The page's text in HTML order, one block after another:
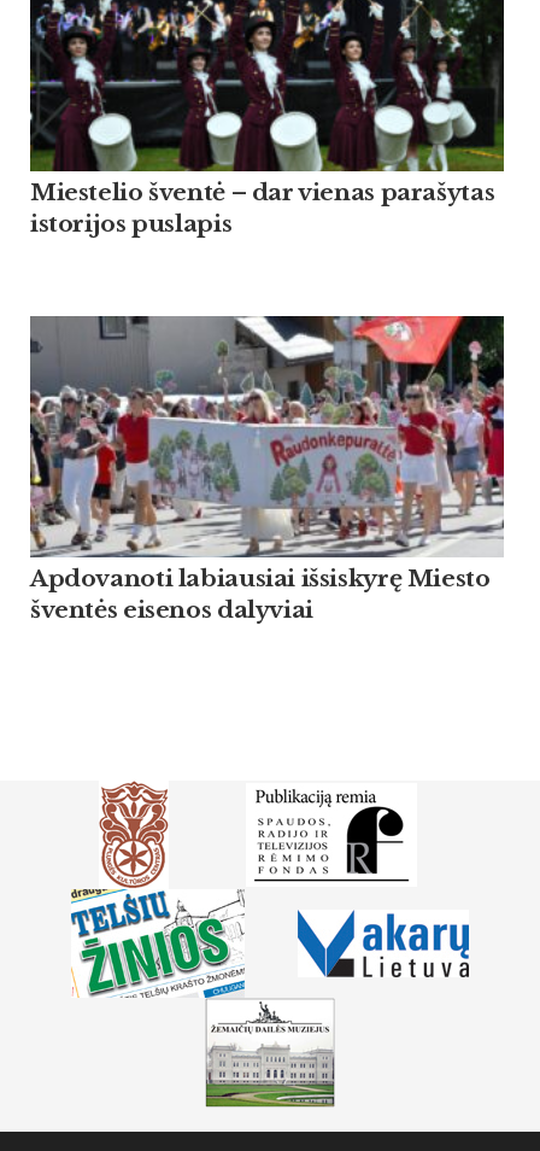
Miestelio šventė – dar vienas parašytas
istorijos puslapis
Apdovanoti labiausiai išsiskyrę Miesto
šventės eisenos dalyviai